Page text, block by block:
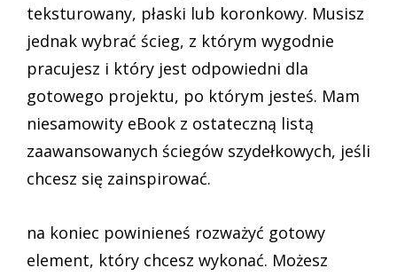
teksturowany, płaski lub koronkowy. Musisz
jednak wybrać ścieg, z którym wygodnie
pracujesz i który jest odpowiedni dla
gotowego projektu, po którym jesteś. Mam
niesamowity eBook z ostateczną listą
zaawansowanych ściegów szydełkowych, jeśli
chcesz się zainspirować.
na koniec powinieneś rozważyć gotowy
element, który chcesz wykonać. Możesz